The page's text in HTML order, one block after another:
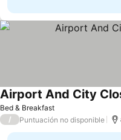
Bed & Breakfast
Airport And City
/ Puntuación no disponible